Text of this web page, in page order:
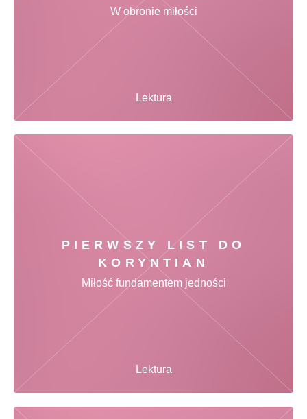
Lektura
W obronie miłości
PIERWSZY LIST DO
KORYNTIAN
Lektura
Miłość fundamentem jedności